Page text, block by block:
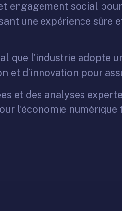
engagement social
une expérience sûre
que l’industrie adopte
et d’innovation pour
et des analyses
l’économie numérique